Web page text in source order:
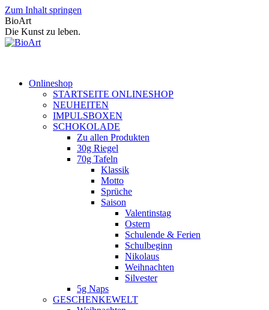
Zum Inhalt springen
BioArt
Die Kunst zu leben.
Onlineshop
STARTSEITE ONLINESHOP
NEUHEITEN
IMPULSBOXEN
SCHOKOLADE
Zu allen Produkten
30g Riegel
70g Tafeln
Klassik
Motto
Sprüche
Saison
Valentinstag
Ostern
Schulende & Ferien
Schulbeginn
Nikolaus
Weihnachten
Silvester
5g Naps
GESCHENKEWELT